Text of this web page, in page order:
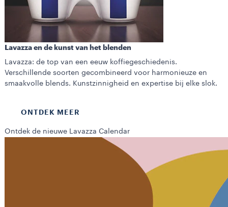
Lavazza en de kunst van het blenden
Lavazza: de top van een eeuw koffiegeschiedenis.
Verschillende soorten gecombineerd voor harmonieuze en
smaakvolle blends. Kunstzinnigheid en expertise bij elke slok.
ONTDEK MEER
Ontdek de nieuwe Lavazza Calendar